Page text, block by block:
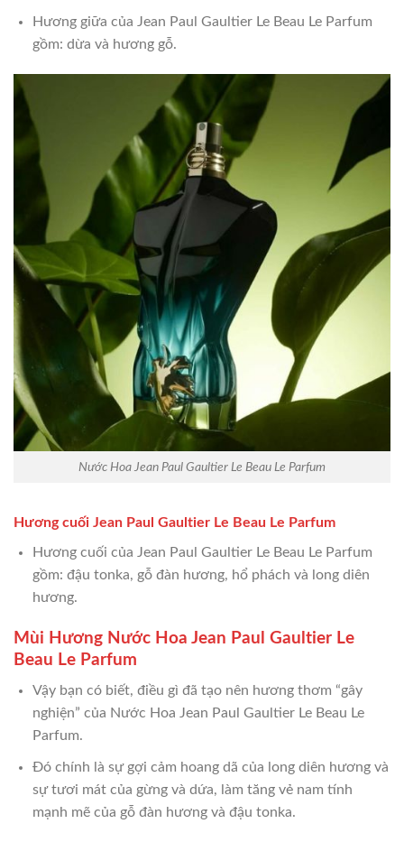
Hương giữa của Jean Paul Gaultier Le Beau Le Parfum
gồm: dừa và hương gỗ.
Nước Hoa Jean Paul Gaultier Le Beau Le Parfum
Hương cuối Jean Paul Gaultier Le Beau Le Parfum
Hương cuối của Jean Paul Gaultier Le Beau Le Parfum
gồm: đậu tonka, gỗ đàn hương, hổ phách và long diên
hương.
Mùi Hương Nước Hoa Jean Paul Gaultier Le
Beau Le Parfum
Vậy bạn có biết, điều gì đã tạo nên hương thơm “gây
nghiện” của Nước Hoa Jean Paul Gaultier Le Beau Le
Parfum.
Đó chính là sự gợi cảm hoang dã của long diên hương và
sự tươi mát của gừng và dứa, làm tăng vẻ nam tính
mạnh mẽ của gỗ đàn hương và đậu tonka.